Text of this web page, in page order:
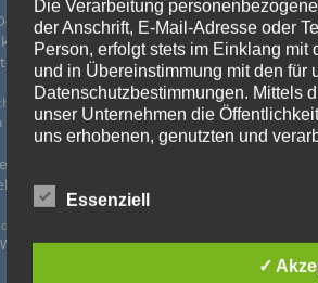
–
Look neu
Style bringt
Weiterlesen »
Die Verarbeitung
der Anschrift, E-Mail-Adresse oder
Person, erfolgt stets im Einklang mit
und in Übereinstimmung mit den für
Datenschutzbestimmungen. Mittels
unser Unternehmen die
uns erhobenen, genutzten und
und organisatorische Maßnahmen
lückenlosen Schutz der über diese
Essenziell
✓